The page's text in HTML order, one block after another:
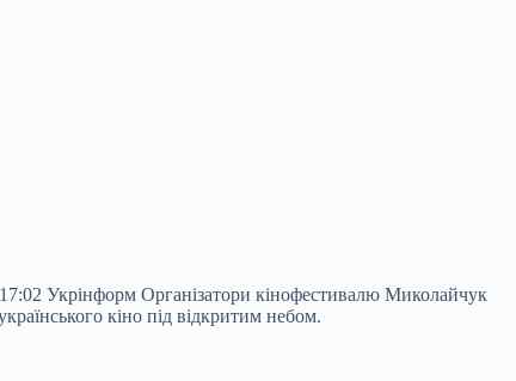
Укрінформ Організатори кінофестивалю Миколайчук
кіно під відкритим небом.